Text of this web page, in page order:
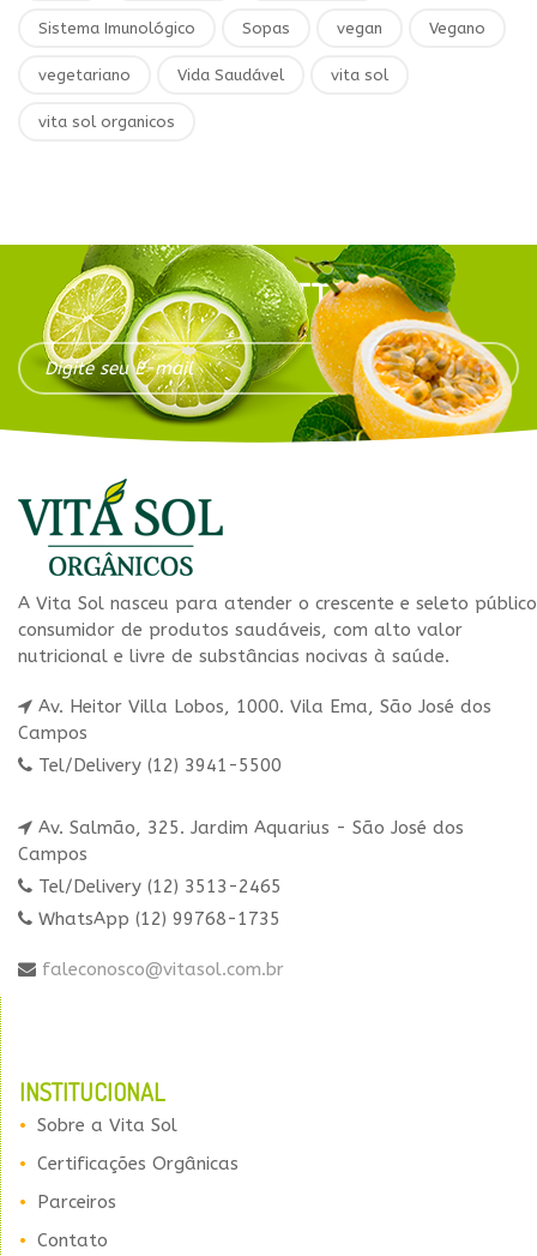
Sistema Imunológico Sopas vegan Vegano
vegetariano Vida Saudável vita sol
vita sol organicos
NEWSLETTER
A Vita Sol nasceu para atender o crescente e seleto público
consumidor de produtos saudáveis, com alto valor
nutricional e livre de substâncias nocivas à saúde.
Av. Heitor Villa Lobos, 1000. Vila Ema, São José dos
Campos
Tel/Delivery (12) 3941-5500
Av. Salmão, 325. Jardim Aquarius - São José dos
Campos
Tel/Delivery (12) 3513-2465
WhatsApp (12) 99768-1735
faleconosco@vitasol.com.br
INSTITUCIONAL
Sobre a Vita Sol
Certificações Orgânicas
Parceiros
Contato